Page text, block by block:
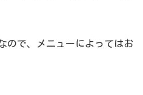
ので、メニューによってはお